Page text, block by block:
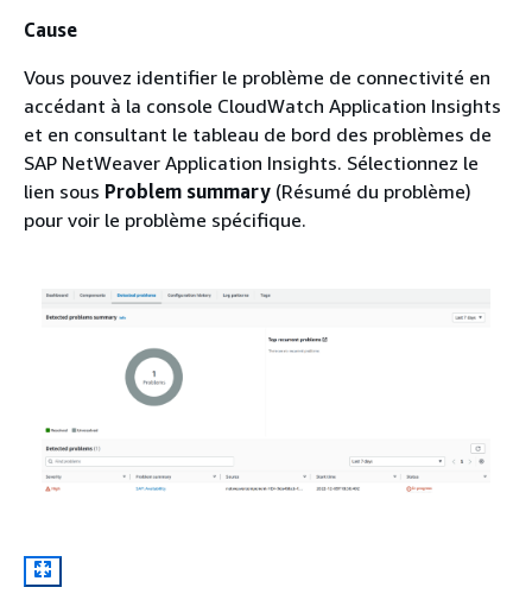
Cause
Vous pouvez identifier le problème de connectivité en
accédant à la console CloudWatch Application Insights
et en consultant le tableau de bord des problèmes de
SAP NetWeaver Application Insights. Sélectionnez le
lien sous Problem summary (Résumé du problème)
pour voir le problème spécifique.